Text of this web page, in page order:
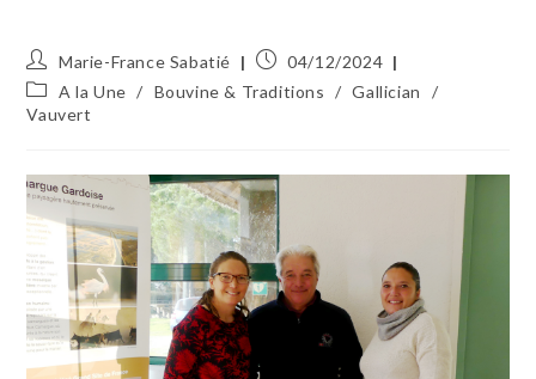
Auteur/autrice
de
la
publication :
Marie-France Sabatié
Publication
publiée :
04/12/2024
Post
category:
A la Une / Bouvine & Traditions / Gallician
/
Vauvert